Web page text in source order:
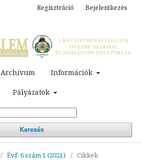
Archívum Információk
Pályázatok
Keresés
Regisztráció Bejelentkezés
/ Évf. 6 szám 1 (2021) / Cikkek